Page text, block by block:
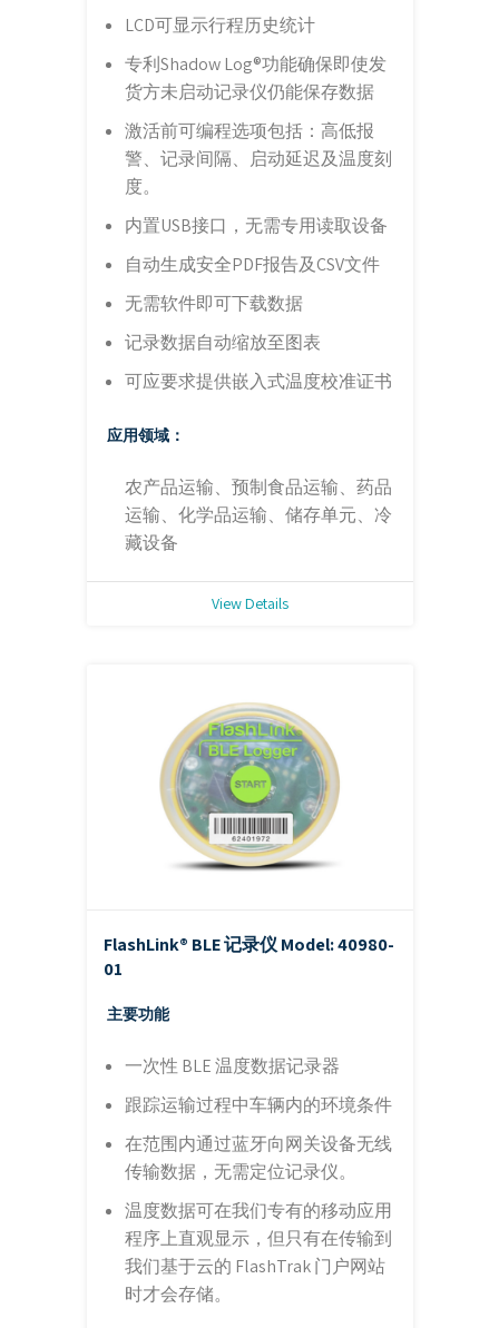
LCD可显示行程历史统计
专利Shadow Log®功能确保即使发
货方未启动记录仪仍能保存数据
激活前可编程选项包括：高低报
警、记录间隔、启动延迟及温度刻
度。
内置USB接口，无需专用读取设备
自动生成安全PDF报告及CSV文件
无需软件即可下载数据
记录数据自动缩放至图表
可应要求提供嵌入式温度校准证书
应用领域：
农产品运输、预制食品运输、药品
运输、化学品运输、储存单元、冷
藏设备
View Details
FlashLink® BLE 记录仪Model: 40980-
01
主要功能
一次性 BLE 温度数据记录器
跟踪运输过程中车辆内的环境条件
在范围内通过蓝牙向网关设备无线
传输数据，无需定位记录仪。
温度数据可在我们专有的移动应用
程序上直观显示，但只有在传输到
我们基于云的 FlashTrak 门户网站
时才会存储。